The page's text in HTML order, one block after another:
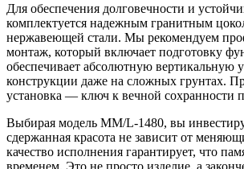
Для обеспечения долговечности и
комплектуется надежным гранитным
нержавеющей стали. Мы рекомендуем
монтаж, который включает подготовку
обеспечивает абсолютную вертикальную
конструкции даже на сложных грунтах.
установка — ключ к вечной сохранности
Выбирая модель ММ/L-1480, вы
сдержанная красота не зависит от
качество исполнения гарантирует, что
временем. Это не просто изделие, а